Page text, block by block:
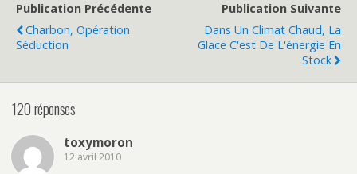
Publication Précédente
Charbon, Opération
Séduction
Publication Suivante
Dans Un Climat Chaud, La
Glace C'est De L'énergie En
Stock
120 réponses
toxymoron
12 avril 2010